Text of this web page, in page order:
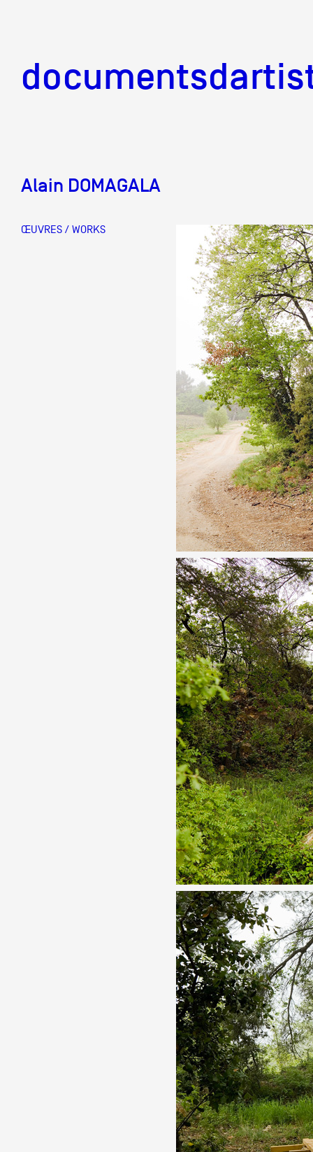
Mission
Partenaires
Crédits
Actions
Documentation
Visites d'ateliers
Production vidéo
Formation
Événements
1% œuvres
Réseau
De A à Z
Année par année
Collection vidéos
Alain DOMAGALA
ŒUVRES / WORKS